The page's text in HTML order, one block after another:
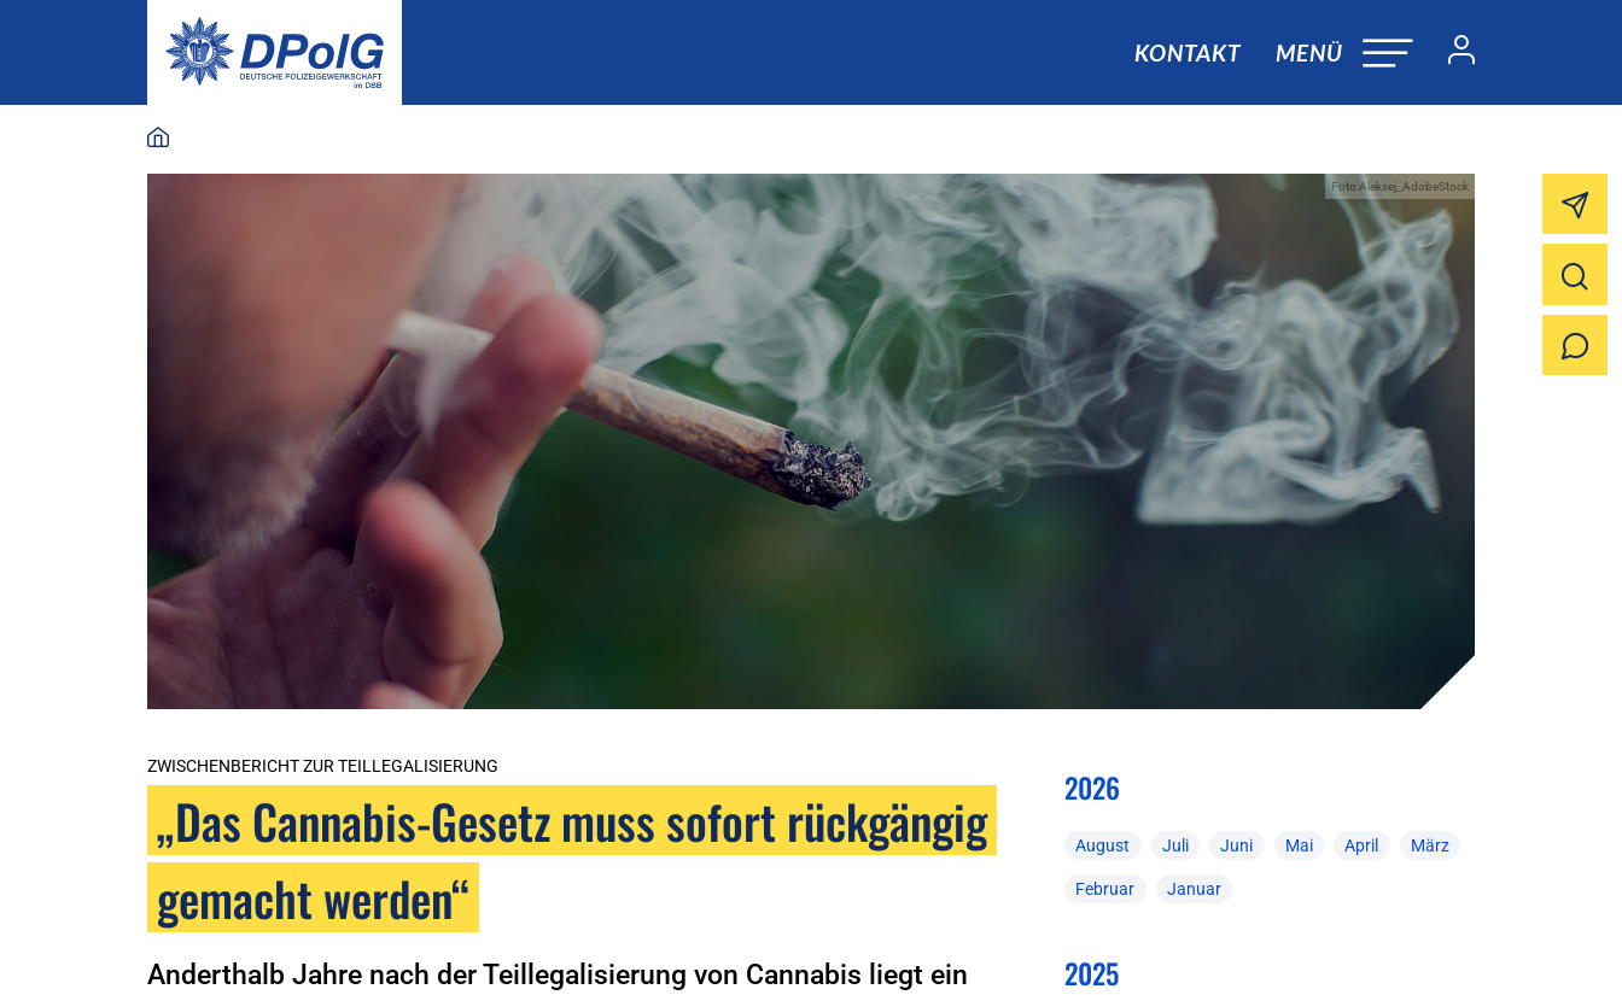
KONTAKT MENÜ
Foto:Aleksej_AdobeStock
ZWISCHENBERICHT ZUR TEILLEGALISIERUNG
„Das Cannabis-Gesetz muss sofort rückgängig
gemacht werden“
Anderthalb Jahre nach der Teillegalisierung von Cannabis liegt ein
2026
August Juli Juni Mai April März
Februar Januar
2025